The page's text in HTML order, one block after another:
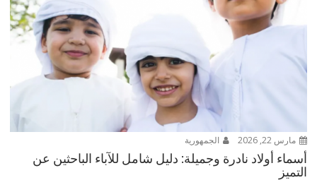
مارس 22, 2026 الجمهورية
أسماء أولاد نادرة وجميلة: دليل شامل للآباء الباحثين عن
التميز